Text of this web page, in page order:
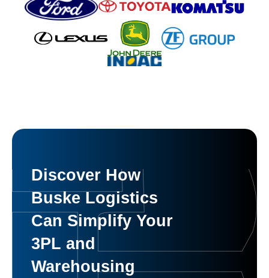
Discover How
Buske Logistics
Can Simplify Your
3PL and
Warehousing